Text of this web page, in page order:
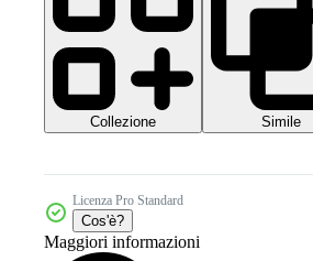
Collezione Simile
Licenza Pro Standard
Cos'è?
Maggiori informazioni